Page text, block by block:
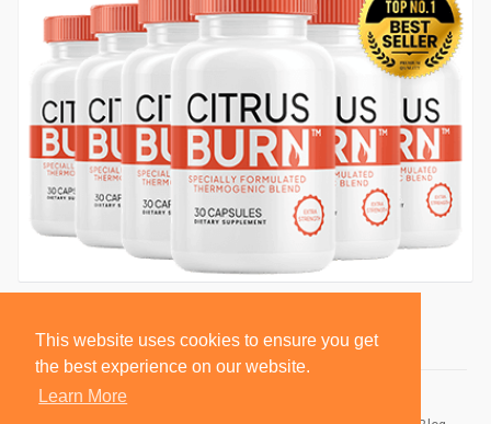
This website uses cookies to ensure you get
the best experience on our website.
Learn More